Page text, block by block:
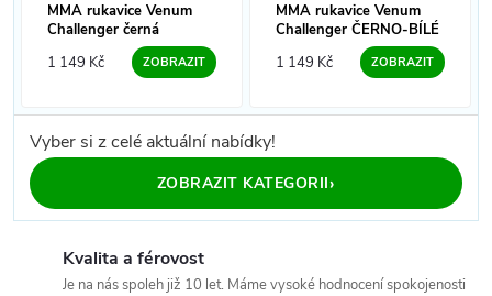
MMA rukavice Venum
Challenger černá
1 149 Kč
ZOBRAZIT
MMA rukavice Venum
Challenger ČERNO-BÍLÉ
1 149 Kč
ZOBRAZIT
Vyber si z celé aktuální nabídky!
ZOBRAZIT KATEGORII›
Kvalita a férovost
Je na nás spoleh již 10 let. Máme vysoké hodnocení spokojenosti